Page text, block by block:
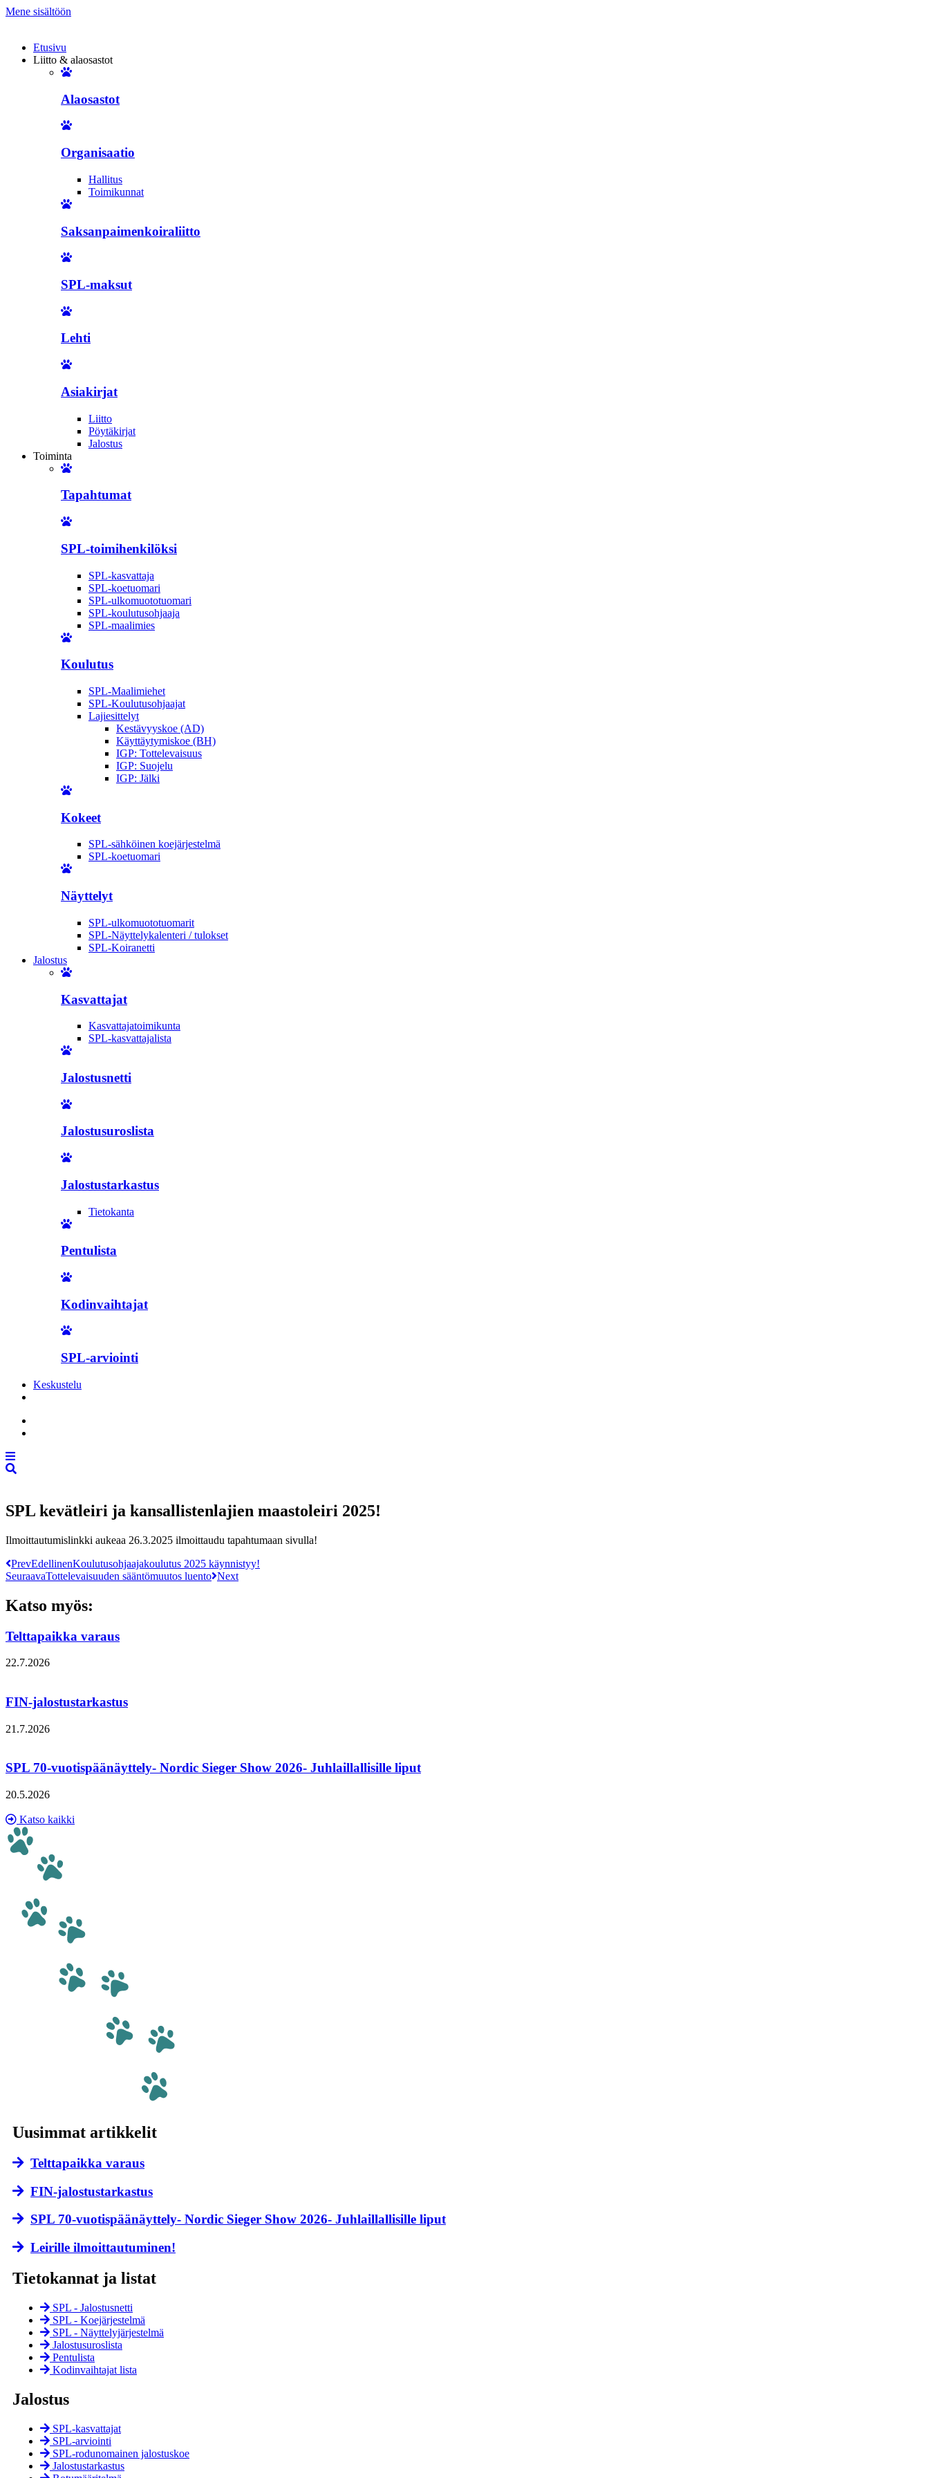
Mene sisältöön
Etusivu
Liitto & alaosastot
Alaosastot
Organisaatio
Hallitus
Toimikunnat
Saksanpaimenkoiraliitto
SPL-maksut
Lehti
Asiakirjat
Liitto
Pöytäkirjat
Jalostus
Toiminta
Tapahtumat
SPL-toimihenkilöksi
SPL-kasvattaja
SPL-koetuomari
SPL-ulkomuototuomari
SPL-koulutusohjaaja
SPL-maalimies
Koulutus
SPL-Maalimiehet
SPL-Koulutusohjaajat
Lajiesittelyt
Kestävyyskoe (AD)
Käyttäytymiskoe (BH)
IGP: Tottelevaisuus
IGP: Suojelu
IGP: Jälki
Kokeet
SPL-sähköinen koejärjestelmä
SPL-koetuomari
Näyttelyt
SPL-ulkomuototuomarit
SPL-Näyttelykalenteri / tulokset
SPL-Koiranetti
Jalostus
Kasvattajat
Kasvattajatoimikunta
SPL-kasvattajalista
Jalostusnetti
Jalostusuroslista
Jalostustarkastus
Tietokanta
Pentulista
Kodinvaihtajat
SPL-arviointi
Keskustelu
SPL kevätleiri ja kansallistenlajien maastoleiri 2025!
Ilmoittautumislinkki aukeaa 26.3.2025 ilmoittaudu tapahtumaan sivulla!
PrevEdellinenKoulutusohjaajakoulutus 2025 käynnistyy!
SeuraavaTottelevaisuuden sääntömuutos luento Next
Katso myös:
Telttapaikka varaus
22.7.2026
FIN-jalostustarkastus
21.7.2026
SPL 70-vuotispäänäyttely- Nordic Sieger Show 2026- Juhlaillallisille liput
20.5.2026
Katso kaikki
Uusimmat artikkelit
Telttapaikka varaus
FIN-jalostustarkastus
SPL 70-vuotispäänäyttely- Nordic Sieger Show 2026- Juhlaillallisille liput
Leirille ilmoittautuminen!
Tietokannat ja listat
SPL - Jalostusnetti
SPL - Koejärjestelmä
SPL - Näyttely­järjestelmä
Jalostusuroslista
Pentulista
Kodinvaihtajat lista
Jalostus
SPL-kasvattajat
SPL-arviointi
SPL-rodunomainen jalostuskoe
Jalostustarkastus